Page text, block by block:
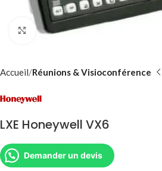
Agrandir
Accueil Réunions & Visioconférence
LXE Honeywell VX6
Demander un devis